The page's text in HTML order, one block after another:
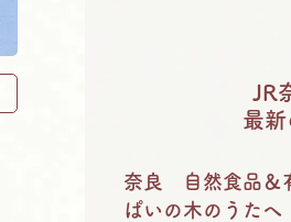
JR
最
奈良 自然食品＆
ぱいの木のうたへ